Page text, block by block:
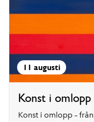
11 augusti
Konst i omlopp
Konst i omlopp –